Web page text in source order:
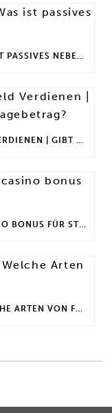
GELD VERDIENEN RICHTIG – WAS IST PASSIVES NEBENEINKOMMEN?
MIT KOSTENLOSEN EBOOKS GELD VERDIENEN | GIBT ES EINEN MAXIMALEN ANLAGEBETRAG?
DEFI INVESTIEREN | INTERNET CASINO BONUS FÜR STAMMKUNDEN
REICH DURCH INVESTIEREN – WELCHE ARTEN VON FONDS GIBT ES?